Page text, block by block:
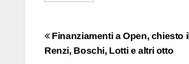
Navigazione
articoli
Finanziamenti a Open, chiesto
Renzi, Boschi, Lotti e altri otto